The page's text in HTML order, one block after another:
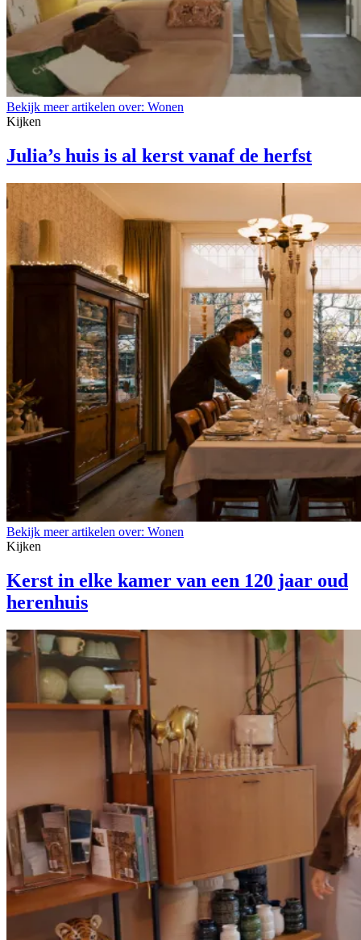
Bekijk meer artikelen over: Wonen
Kijken
Julia’s huis is al kerst vanaf de herfst
Bekijk meer artikelen over: Wonen
Kijken
Kerst in elke kamer van een 120 jaar oud
herenhuis